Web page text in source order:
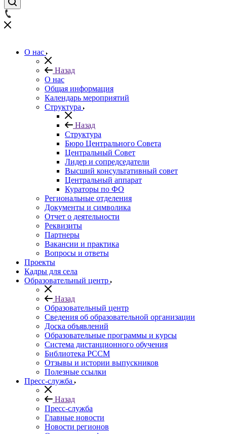
О нас
Назад
О нас
Общая информация
Календарь мероприятий
Структура
Назад
Структура
Бюро Центрального Совета
Центральный Совет
Лидер и сопредседатели
Высший консультативный совет
Центральный аппарат
Кураторы по ФО
Региональные отделения
Документы и символика
Отчет о деятельности
Реквизиты
Партнеры
Вакансии и практика
Вопросы и ответы
Проекты
Кадры для села
Образовательный центр
Назад
Образовательный центр
Сведения об образовательной организации
Доска объявлений
Образовательные программы и курсы
Система дистанционного обучения
Библиотека РССМ
Отзывы и истории выпускников
Полезные ссылки
Пресс-служба
Назад
Пресс-служба
Главные новости
Новости регионов